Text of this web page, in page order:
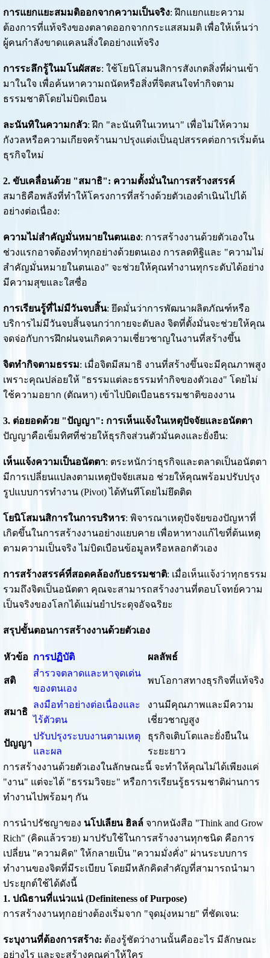
การแยกแยะสมมติออกจากความเป็นจริง: ฝึกแยกแยะความ
ต้องการที่แท้จริงของตลาดออกจากกระแสสมมติ เพื่อให้เห็นว่า
ผู้คนกำลังขาดแคลนสิ่งใดอย่างแท้จริง
การระลึกรู้ในมโนผัสสะ: ใช้โยนิโสมนสิการสังเกตสิ่งที่ผ่านเข้า
มาในใจ เพื่อค้นหาความถนัดหรือสิ่งที่จิตสนใจทำกิจตาม
ธรรมชาติโดยไม่บิดเบือน
ละนันทิในความกลัว: ฝึก "ละนันทิในเวทนา" เพื่อไม่ให้ความ
กังวลหรือความเกียจคร้านมาปรุงแต่งเป็นอุปสรรคต่อการเริ่มต้น
ธุรกิจใหม่
2. ขับเคลื่อนด้วย "สมาธิ": ความตั้งมั่นในการสร้างสรรค์
สมาธิคือพลังที่ทำให้โครงการที่สร้างด้วยตัวเองดำเนินไปได้
อย่างต่อเนื่อง:
ความไม่สำคัญมั่นหมายในตนเอง: การสร้างงานด้วยตัวเองใน
ช่วงแรกอาจต้องทำทุกอย่างด้วยตนเอง การลดทิฐิและ "ความไม่
สำคัญมั่นหมายในตนเอง" จะช่วยให้คุณทำงานทุกระดับได้อย่าง
มีความสุขและใสซื่อ
การเรียนรู้ที่ไม่มีวันจบสิ้น: ยึดมั่นว่าการพัฒนาผลิตภัณฑ์หรือ
บริการไม่มีวันจบสิ้นจนกว่ากายจะดับลง จิตที่ตั้งมั่นจะช่วยให้คุณ
จดจ่อกับการฝึกฝนจนเกิดความเชี่ยวชาญในงานที่สร้างขึ้น
จิตทำกิจตามธรรม: เมื่อจิตมีสมาธิ งานที่สร้างขึ้นจะมีคุณภาพสูง
เพราะคุณปล่อยให้ "ธรรมแต่ละธรรมทำกิจของตัวเอง" โดยไม่
ใช้ความอยาก (ตัณหา) เข้าไปบิดเบือนธรรมชาติของงาน
3. ต่อยอดด้วย "ปัญญา": การเห็นแจ้งในเหตุปัจจัยและอนัตตา
ปัญญาคือเข็มทิศที่ช่วยให้ธุรกิจส่วนตัวมั่นคงและยั่งยืน:
เห็นแจ้งความเป็นอนัตตา: ตระหนักว่าธุรกิจและตลาดเป็นอนัตตา
มีการเปลี่ยนแปลงตามเหตุปัจจัยเสมอ ช่วยให้คุณพร้อมปรับปรุง
รูปแบบการทำงาน (Pivot) ได้ทันทีโดยไม่ยึดติด
โยนิโสมนสิการในการบริหาร: พิจารณาเหตุปัจจัยของปัญหาที่
เกิดขึ้นในการสร้างงานอย่างแยบคาย เพื่อหาทางแก้ไขที่ต้นเหตุ
ตามความเป็นจริง ไม่บิดเบือนข้อมูลหรือหลอกตัวเอง
การสร้างสรรค์ที่สอดคล้องกับธรรมชาติ: เมื่อเห็นแจ้งว่าทุกธรรม
รวมถึงจิตเป็นอนัตตา คุณจะสามารถสร้างงานที่ตอบโจทย์ความ
เป็นจริงของโลกได้แม่นยำประดุจอัจฉริยะ
สรุปขั้นตอนการสร้างงานด้วยตัวเอง
หัวข้อ การปฏิบัติ ผลลัพธ์
สติ
สำรวจตลาดและหาจุดเด่น
ของตนเอง
พบโอกาสทางธุรกิจที่แท้จริง
สมาธิ
ลงมือทำอย่างต่อเนื่องและ
ไร้ตัวตน
งานมีคุณภาพและมีความ
เชี่ยวชาญสูง
ปัญญา
ปรับปรุงระบบงานตามเหตุ
และผล
ธุรกิจเติบโตและยั่งยืนใน
ระยะยาว
การสร้างงานด้วยตัวเองในลักษณะนี้ จะทำให้คุณไม่ได้เพียงแค่
"งาน" แต่จะได้ "ธรรมวิจยะ" หรือการเรียนรู้ธรรมชาติผ่านการ
ทำงานไปพร้อมๆ กัน
การนำปรัชญาของ นโปเลียน ฮิลล์จากหนังสือ "Think and Grow
Rich" (คิดแล้วรวย) มาปรับใช้ในการสร้างงานทุกชนิด คือการ
เปลี่ยน "ความคิด" ให้กลายเป็น "ความมั่งคั่ง" ผ่านระบบการ
ทำงานของจิตที่มีระเบียบ โดยมีหลักคิดสำคัญที่สามารถนำมา
ประยุกต์ใช้ได้ดังนี้
1. ปณิธานที่แน่วแน่ (Definiteness of Purpose)
การสร้างงานทุกอย่างต้องเริ่มจาก "จุดมุ่งหมาย" ที่ชัดเจน:
ระบุงานที่ต้องการสร้าง: ต้องรู้ชัดว่างานนั้นคืออะไร มีลักษณะ
อย่างไร และจะสร้างคุณค่าให้ใคร